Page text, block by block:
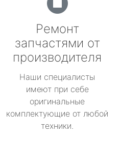
Ремонт
запчастями от
производителя
Наши специалисты
имеют при себе
оригинальные
комплектующие от любой
техники.